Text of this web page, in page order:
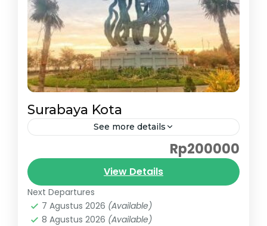
Surabaya Kota
See more details
Tarif Taxi Juanda Surabaya Kota
menggunakan armada Avanza atau innova
reborn aman dan nyaman. Tarif taxi
tersebut sudah termasuk Full Toll serta
pengantaran ke area...
Surabaya Kota
Rp200000
View Details
Next Departures
7 Agustus 2026 (Available)
8 Agustus 2026 (Available)